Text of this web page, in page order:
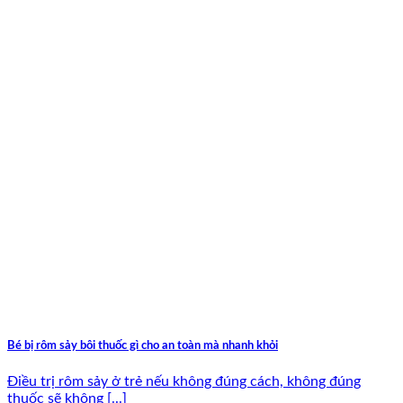
Bé bị rôm sảy bôi thuốc gì cho an toàn mà nhanh khỏi
Điều trị rôm sảy ở trẻ nếu không đúng cách, không đúng
thuốc sẽ không [...]